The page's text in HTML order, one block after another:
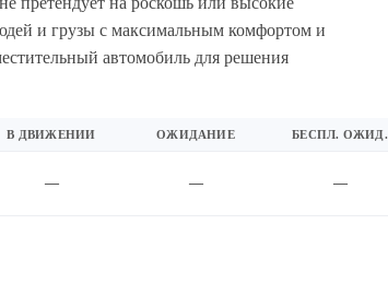
и грузы с максимальным комфортом и
автомобиль для решения
В ДВИЖЕНИИ ОЖИДАНИЕ БЕСПЛ. ОЖИД.
— — —